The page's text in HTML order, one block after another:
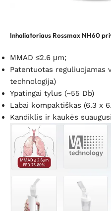
Inhaliatoriaus Rossmax NH60
MMAD ≤2.6 μm;
Patentuotas reguliuojamas
technologija)
Ypatingai tylus (~55 Db)
Labai kompaktiškas (6.3 x
Kandiklis ir kaukės